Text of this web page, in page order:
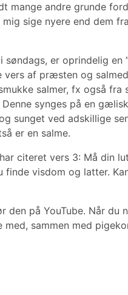
mange andre grunde
sige nyere end dem
er oprindelig en
vers af præsten og
salmer, fx også fra
Denne synges på en
sunget ved adskillige
er en salme.
citeret vers 3: Må din
visdom og latter.
den på YouTube. Når du
sammen med